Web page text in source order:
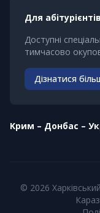
Для
Доступні
тимчасово
Дізнатися
Kрим – Донбас –
© 2026